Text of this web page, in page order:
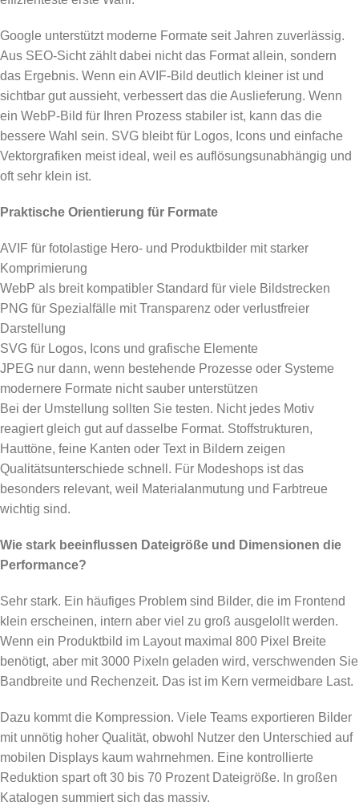
Google unterstützt moderne Formate seit Jahren zuverlässig.
Aus SEO-Sicht zählt dabei nicht das Format allein, sondern
das Ergebnis. Wenn ein AVIF-Bild deutlich kleiner ist und
sichtbar gut aussieht, verbessert das die Auslieferung. Wenn
ein WebP-Bild für Ihren Prozess stabiler ist, kann das die
bessere Wahl sein. SVG bleibt für Logos, Icons und einfache
Vektorgrafiken meist ideal, weil es auflösungsunabhängig und
oft sehr klein ist.
Praktische Orientierung für Formate
AVIF für fotolastige Hero- und Produktbilder mit starker
Komprimierung
WebP als breit kompatibler Standard für viele Bildstrecken
PNG für Spezialfälle mit Transparenz oder verlustfreier
Darstellung
SVG für Logos, Icons und grafische Elemente
JPEG nur dann, wenn bestehende Prozesse oder Systeme
modernere Formate nicht sauber unterstützen
Bei der Umstellung sollten Sie testen. Nicht jedes Motiv
reagiert gleich gut auf dasselbe Format. Stoffstrukturen,
Hauttöne, feine Kanten oder Text in Bildern zeigen
Qualitätsunterschiede schnell. Für Modeshops ist das
besonders relevant, weil Materialanmutung und Farbtreue
wichtig sind.
Wie stark beeinflussen Dateigröße und Dimensionen die
Performance?
Sehr stark. Ein häufiges Problem sind Bilder, die im Frontend
klein erscheinen, intern aber viel zu groß ausgelollt werden.
Wenn ein Produktbild im Layout maximal 800 Pixel Breite
benötigt, aber mit 3000 Pixeln geladen wird, verschwenden Sie
Bandbreite und Rechenzeit. Das ist im Kern vermeidbare Last.
Dazu kommt die Kompression. Viele Teams exportieren Bilder
mit unnötig hoher Qualität, obwohl Nutzer den Unterschied auf
mobilen Displays kaum wahrnehmen. Eine kontrollierte
Reduktion spart oft 30 bis 70 Prozent Dateigröße. In großen
Katalogen summiert sich das massiv.